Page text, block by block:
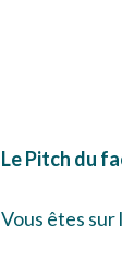
Le Pitch du
Vous êtes